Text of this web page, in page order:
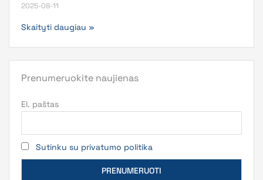
2025-08-11
Skaityti daugiau »
Prenumeruokite naujienas
El. paštas
Sutinku su privatumo politika